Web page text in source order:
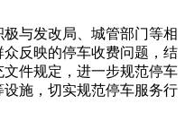
与发改局、城管部门等相
反映的停车收费问题，结
件规定，进一步规范停车
施，切实规范停车服务行